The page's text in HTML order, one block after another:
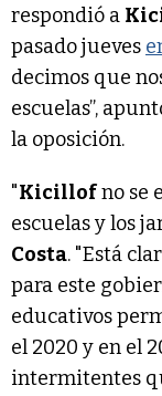
respondió a
pasado jueves
decimos que
escuelas”,
la oposición.
"Kicillofno se
escuelas y los
Costa. "Está
para este
educativos
el 2020 y en el
intermitentes